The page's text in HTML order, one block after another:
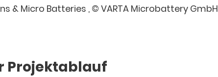
& Micro Batteries , © VARTA Microbattery GmbH
Projektablauf